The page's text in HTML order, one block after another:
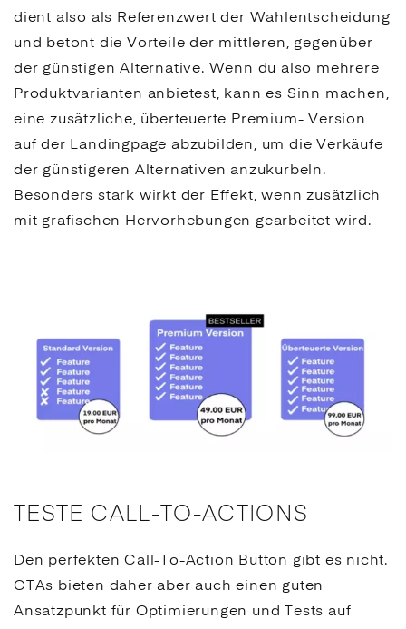
dient also als Referenzwert der Wahlentscheidung
und betont die Vorteile der mittleren, gegenüber
der günstigen Alternative. Wenn du also mehrere
Produktvarianten anbietest, kann es Sinn machen,
eine zusätzliche, überteuerte Premium- Version
auf der Landingpage abzubilden, um die Verkäufe
der günstigeren Alternativen anzukurbeln.
Besonders stark wirkt der Effekt, wenn zusätzlich
mit grafischen Hervorhebungen gearbeitet wird.
TESTE CALL-TO-ACTIONS
Den perfektenCall-To-Action Button gibt es nicht.
CTAs bieten daher aber auch einen guten
Ansatzpunkt für Optimierungen und Tests auf